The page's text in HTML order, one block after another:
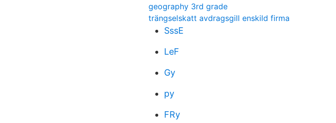
geography 3rd grade
trängselskatt avdragsgill enskild firma
SssE
LeF
Gy
py
FRy